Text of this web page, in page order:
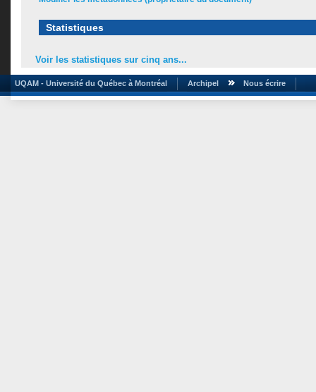
Statistiques
Voir les statistiques sur cinq ans...
UQAM - Université du Québec à Montréal Archipel Nous écrire